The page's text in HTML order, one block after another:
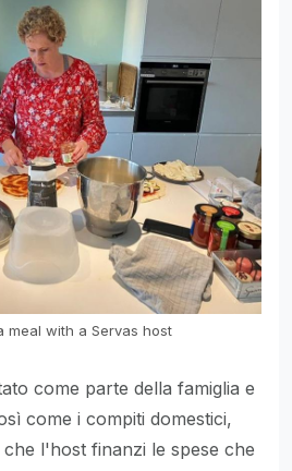
meal with a Servas host
come parte della famiglia e
come i compiti domestici,
l'host finanzi le spese che